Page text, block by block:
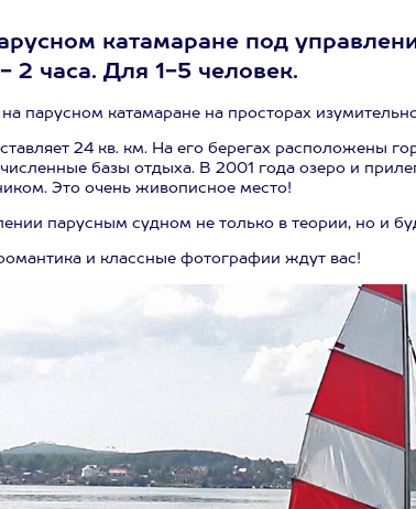
катамаране под
2 часа. Для 1-5 человек.
парусном катамаране на просторах
24 кв. км. На его берегах расположены
базы отдыха. В 2001 года озеро и
Это очень живописное место!
парусным судном не только в теории, но и
и классные фотографии ждут вас!